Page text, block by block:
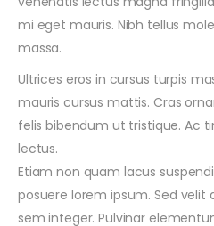
mi eget mauris. Nibh tellus
massa.
Ultrices eros in cursus turpis
mauris cursus mattis. Cras
felis bibendum ut tristique. Ac
lectus.
Etiam non quam lacus
posuere lorem ipsum. Sed velit
sem integer. Pulvinar